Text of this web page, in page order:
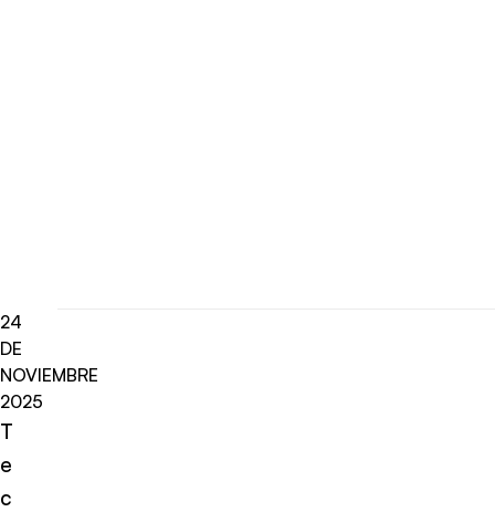
24
DE
NOVIEMBRE
2025
T
e
c